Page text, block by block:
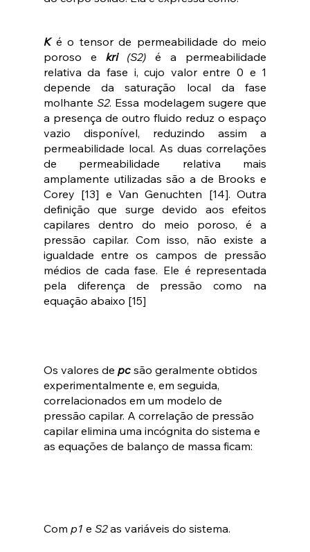
K é o tensor de permeabilidade do meio
poroso e kri (S2) é a permeabilidade
relativa da fase i, cujo valor entre 0 e 1
depende da saturação local da fase
molhante S2. Essa modelagem sugere que
a presença de outro fluido reduz o espaço
vazio disponível, reduzindo assim a
permeabilidade local. As duas correlações
de permeabilidade relativa mais
amplamente utilizadas são a de Brooks e
Corey [13] e Van Genuchten [14]. Outra
definição que surge devido aos efeitos
capilares dentro do meio poroso, é a
pressão capilar. Com isso, não existe a
igualdade entre os campos de pressão
médios de cada fase. Ele é representada
pela diferença de pressão como na
equação abaixo [15]
Os valores de pc são geralmente obtidos
experimentalmente e, em seguida,
correlacionados em um modelo de
pressão capilar. A correlação de pressão
capilar elimina uma incógnita do sistema e
as equações de balanço de massa ficam:
Com p1 e S2 as variáveis ​​do sistema.